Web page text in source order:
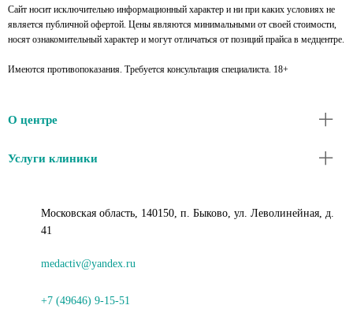
Сайт носит исключительно информационный характер и ни при каких условиях не
является публичной офертой. Цены являются минимальными от своей стоимости,
носят ознакомительный характер и могут отличаться от позиций прайса в медцентре.
Имеются противопоказания. Требуется консультация специалиста. 18+
О центре
Услуги клиники
Московская область, 140150, п. Быково, ул. Леволинейная, д.
41
medactiv@yandex.ru
+7 (49646) 9-15-51